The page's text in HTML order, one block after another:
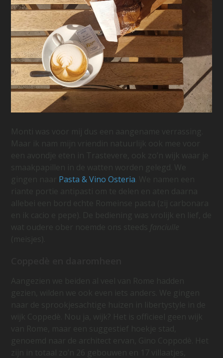
Monti was voor mij dus een aangename verrassing.
smaakpapillen in de watten worden gelegd. We
gingen naar Pasta & Vino Osteria . We namen een
allebei een bord echte Romeinse pasta (zij carbonara
en ik cacio e pepe). De bediening was vrolijk en lief, de
fanciulle
(meisjes).
Aangezien we beiden al veel van Rome hadden
gezien, wilden we ook even iets anders. We gingen
naar de sprookjesachtige huizen in libertystyle in de
wijk Coppedè. Nou ja, wijk? Het is officieel geen wijk
van Rome, maar een suggestief hoekje stad,
genoemd naar de architect ervan, Gino Coppodè. Het
zijn in totaal zo’n 26 gebouwen en 17 villaatjes,